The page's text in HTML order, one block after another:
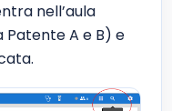
nell’aula
Patente A e B) e